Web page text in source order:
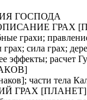
ГОСПОДА
ГРАХ
грахи;
сила грах;
эффекты; расчет
части тела
ГРАХ [ПЛАНЕТ]